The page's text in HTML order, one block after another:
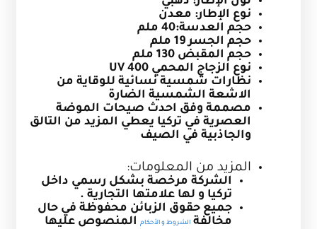
نوع الإطار: معدن
حجم العدسة:40 ملم
حجم الجسر 19 ملم
حجم المقبض 130 ملم
نوع الزجاج المحمي UV 400
نظارات شمسية نسائية للوقاية من
الاشعة الشمسية الضارة
مصممة وفق احدث صيحات الموضة
العصرية في تركيا يعطي المزيد من التالق
والجاذبية في الصيف
المزيد من المعلومات:
الشركة مرخصة بشكل رسمي داخل
تركيا و لها علامتها التجارية .
جميع حقوق الزبائن محفوظة في حال
مخالفة الشروط و الأحكام المنصوص عليها